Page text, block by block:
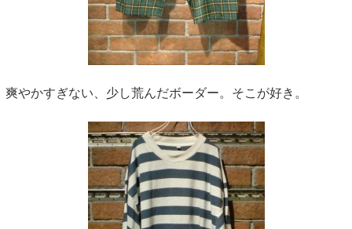
爽やかすぎない、少し荒んだボーダー。そこが好き。